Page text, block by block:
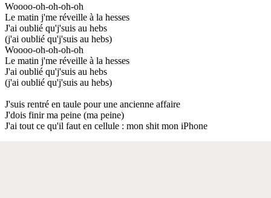
Woooo-oh-oh-oh-oh
Le matin j'me réveille à la hesses
J'ai oublié qu'j'suis au hebs
(j'ai oublié qu'j'suis au hebs)
Woooo-oh-oh-oh-oh
Le matin j'me réveille à la hesses
J'ai oublié qu'j'suis au hebs
(j'ai oublié qu'j'suis au hebs)
J'suis rentré en taule pour une ancienne affaire
J'dois finir ma peine (ma peine)
J'ai tout ce qu'il faut en cellule : mon shit mon iPhone